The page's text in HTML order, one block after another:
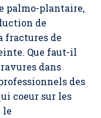
palmo-plantaire,
de
fractures de
Que faut-il
dans
des
coeur sur les
le